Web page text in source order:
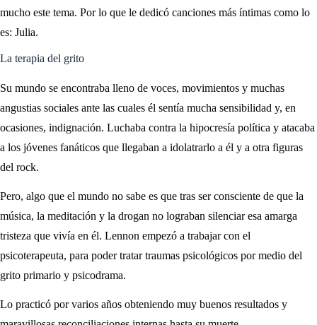
mucho este tema. Por lo que le dedicó canciones más íntimas como lo
es: Julia.
La terapia del grito
Su mundo se encontraba lleno de voces, movimientos y muchas
angustias sociales ante las cuales él sentía mucha sensibilidad y, en
ocasiones, indignación. Luchaba contra la hipocresía política y atacaba
a los jóvenes fanáticos que llegaban a idolatrarlo a él y a otra figuras
del rock.
Pero, algo que el mundo no sabe es que tras ser consciente de que la
música, la meditación y la drogan no lograban silenciar esa amarga
tristeza que vivía en él. Lennon empezó a trabajar con el
psicoterapeuta, para poder tratar traumas psicológicos por medio del
grito primario y psicodrama.
Lo practicó por varios años obteniendo muy buenos resultados y